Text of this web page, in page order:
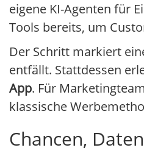
eigene KI-Agenten für
Tools bereits, um
Der Schritt markiert
entfällt. Stattdessen
App. Für
klassische
Chancen,